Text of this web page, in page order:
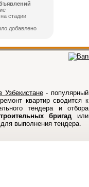
стадии
добавлено
Узбекистане- популярный
квартир сводится к
тендера и отбора
бригад или
выполнения тендера.